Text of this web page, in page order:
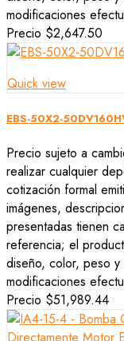
modificaciones
Precio $2,647.50
Quick view
EBS-50X2-
Precio sujeto a
realizar cualquier
cotización formal
imágenes,
presentadas tienen
referencia; el
diseño, color, peso
modificaciones
Precio $51,989.44